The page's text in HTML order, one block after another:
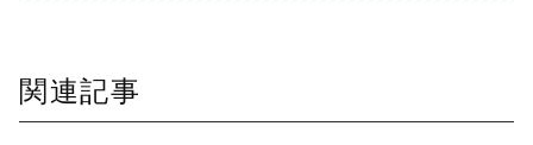
関連記事